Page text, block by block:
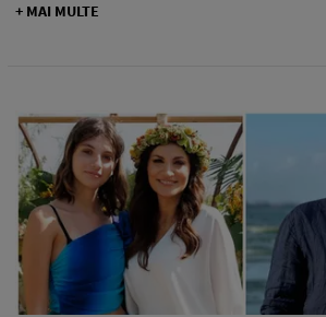
+ MAI MULTE